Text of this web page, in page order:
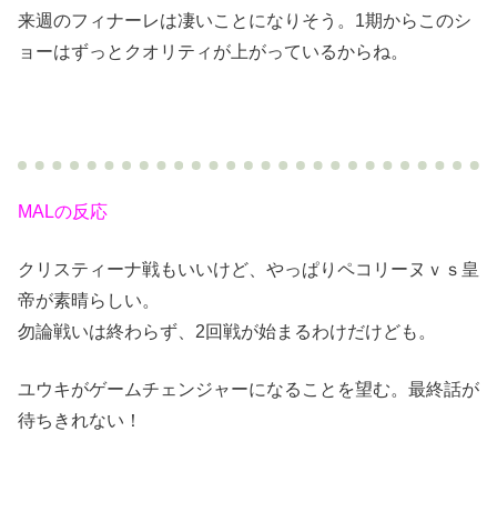
来週のフィナーレは凄いことになりそう。1期からこのシ
ョーはずっとクオリティが上がっているからね。
MALの反応
クリスティーナ戦もいいけど、やっぱりペコリーヌｖｓ皇
帝が素晴らしい。
勿論戦いは終わらず、2回戦が始まるわけだけども。
ユウキがゲームチェンジャーになることを望む。最終話が
待ちきれない！